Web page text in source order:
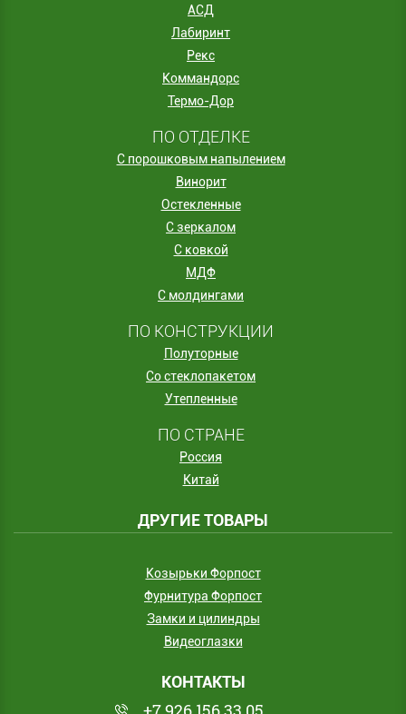
АСД
Лабиринт
Рекс
Коммандорс
Термо-Дор
ПО ОТДЕЛКЕ
С порошковым напылением
Винорит
Остекленные
С зеркалом
С ковкой
МДФ
С молдингами
ПО КОНСТРУКЦИИ
Полуторные
Со стеклопакетом
Утепленные
ПО СТРАНЕ
Россия
Китай
ДРУГИЕ ТОВАРЫ
Козырьки Форпост
Фурнитура Форпост
Замки и цилиндры
Видеоглазки
КОНТАКТЫ